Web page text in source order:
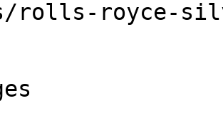
rolls-royce-